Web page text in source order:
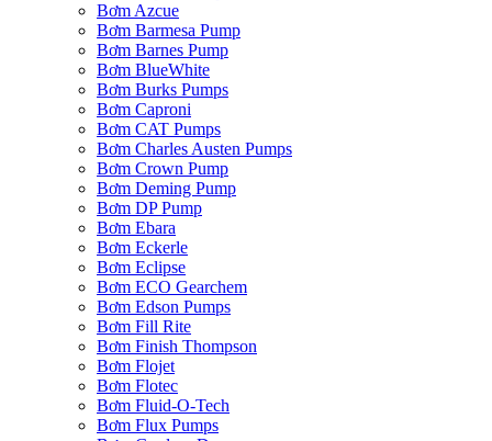
Bơm Azcue
Bơm Barmesa Pump
Bơm Barnes Pump
Bơm BlueWhite
Bơm Burks Pumps
Bơm Caproni
Bơm CAT Pumps
Bơm Charles Austen Pumps
Bơm Crown Pump
Bơm Deming Pump
Bơm DP Pump
Bơm Ebara
Bơm Eckerle
Bơm Eclipse
Bơm ECO Gearchem
Bơm Edson Pumps
Bơm Fill Rite
Bơm Finish Thompson
Bơm Flojet
Bơm Flotec
Bơm Fluid-O-Tech
Bơm Flux Pumps